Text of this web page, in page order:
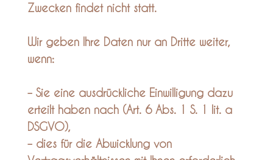
Zwecken findet nicht statt.
Wir geben Ihre Daten nur an Dritte weiter,
wenn:
– Sie eine ausdrückliche Einwilligung dazu
erteilt haben nach (Art. 6 Abs. 1 S. 1 lit. a
DSGVO),
– dies für die Abwicklung von